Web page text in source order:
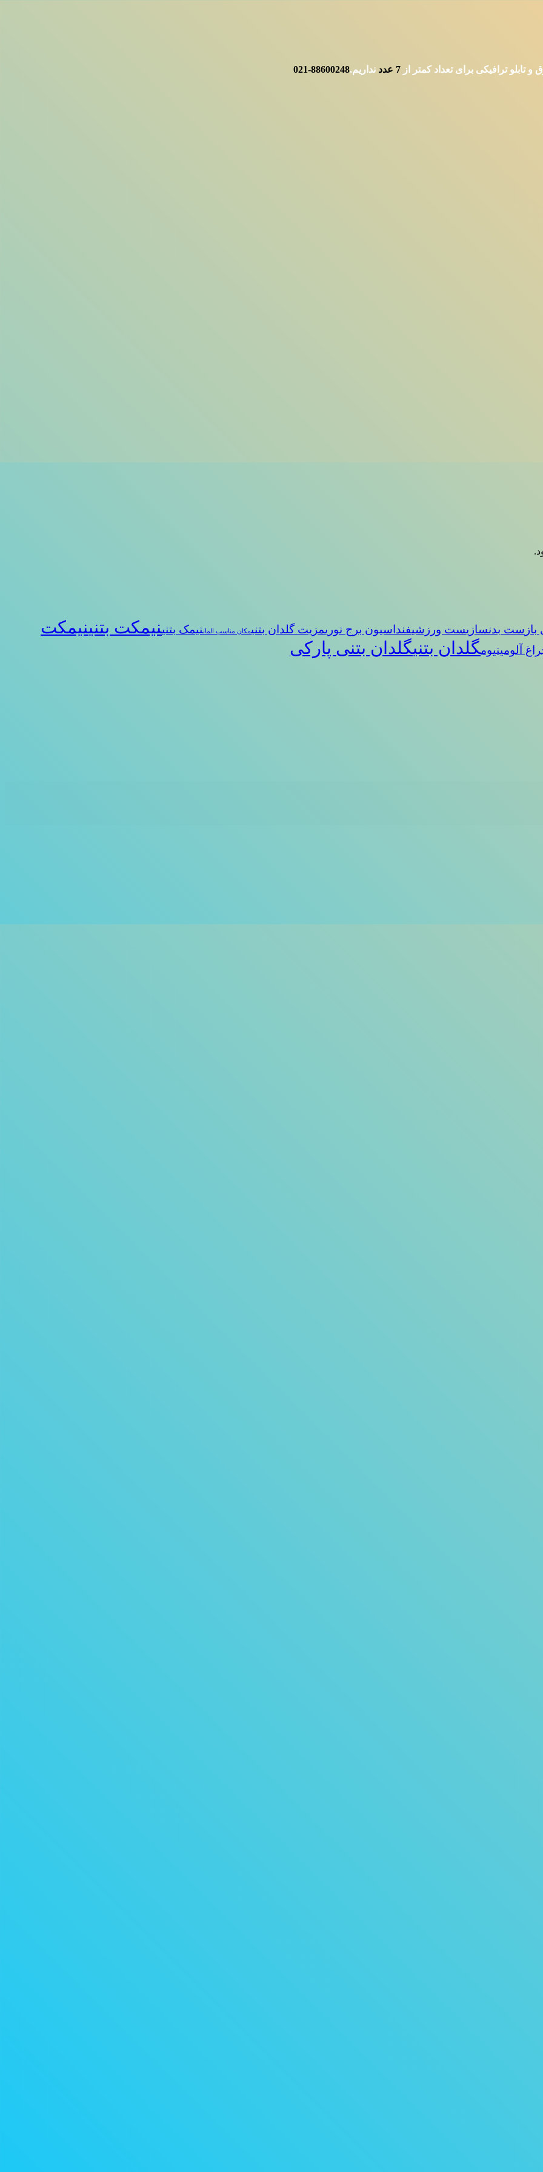
ترافیکی برای تعداد کمتر از عدد نداریم.88600248-021
ست بدنسازیست ورزشیفنداسیون برج نوریمزیت گلدان بتنیمکان مناسب الماننیمک بتنینیمکت بتنینیمکت
آلومینیومگلدان بتنیگلدان بتنی پارکی